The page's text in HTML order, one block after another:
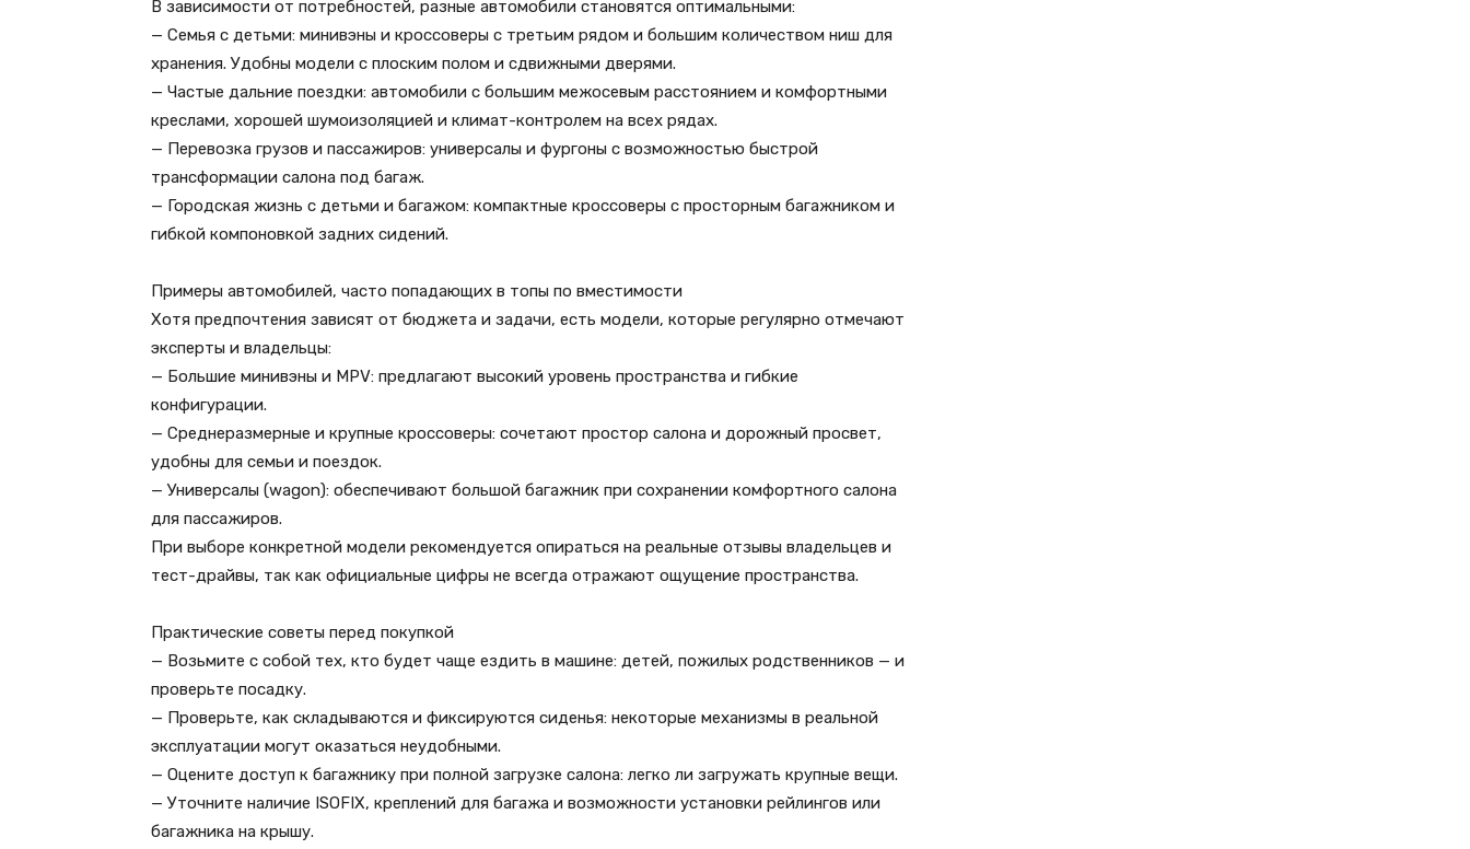
В зависимости от потребностей, разные автомобили становятся оптимальными:
— Семья с детьми: минивэны и кроссоверы с третьим рядом и большим количеством ниш для
хранения. Удобны модели с плоским полом и сдвижными дверями.
— Частые дальние поездки: автомобили с большим межосевым расстоянием и комфортными
креслами, хорошей шумоизоляцией и климат-контролем на всех рядах.
— Перевозка грузов и пассажиров: универсалы и фургоны с возможностью быстрой
трансформации салона под багаж.
— Городская жизнь с детьми и багажом: компактные кроссоверы с просторным багажником и
гибкой компоновкой задних сидений.
Примеры автомобилей, часто попадающих в топы по вместимости
Хотя предпочтения зависят от бюджета и задачи, есть модели, которые регулярно отмечают
эксперты и владельцы:
— Большие минивэны и MPV: предлагают высокий уровень пространства и гибкие
конфигурации.
— Среднеразмерные и крупные кроссоверы: сочетают простор салона и дорожный просвет,
удобны для семьи и поездок.
— Универсалы (wagon): обеспечивают большой багажник при сохранении комфортного салона
для пассажиров.
При выборе конкретной модели рекомендуется опираться на реальные отзывы владельцев и
тест-драйвы, так как официальные цифры не всегда отражают ощущение пространства.
Практические советы перед покупкой
— Возьмите с собой тех, кто будет чаще ездить в машине: детей, пожилых родственников — и
проверьте посадку.
— Проверьте, как складываются и фиксируются сиденья: некоторые механизмы в реальной
эксплуатации могут оказаться неудобными.
— Оцените доступ к багажнику при полной загрузке салона: легко ли загружать крупные вещи.
— Уточните наличие ISOFIX, креплений для багажа и возможности установки рейлингов или
багажника на крышу.